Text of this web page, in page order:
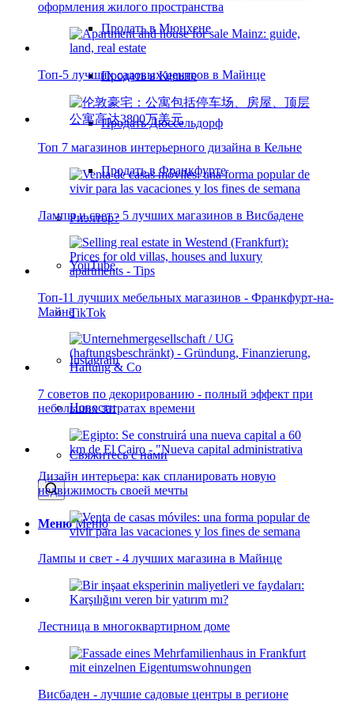
Продать в Мюнхене
Продать в Кельне
Продать Дюссельдорф
Продать в Франкфурте
Риэлтор?
YouTube
TikTok
Instagram
Новости
Свяжитесь с нами
Меню Меню
оформления жилого пространства
Топ-5 лучших садовых центров в Майнце
Топ 7 магазинов интерьерного дизайна в Кельне
Лампы и свет - 5 лучших магазинов в Висбадене
Топ-11 лучших мебельных магазинов - Франкфурт-на-
Майне
7 советов по декорированию - полный эффект при
небольших затратах времени
Дизайн интерьера: как спланировать новую
недвижимость своей мечты
Лампы и свет - 4 лучших магазина в Майнце
Лестница в многоквартирном доме
Висбаден - лучшие садовые центры в регионе